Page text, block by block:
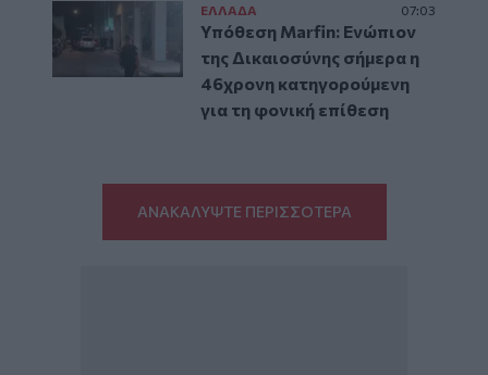
ΕΛΛAΔΑ 07:03
Υπόθεση Marfin: Ενώπιον
της Δικαιοσύνης σήμερα η
46χρονη κατηγορούμενη
για τη φονική επίθεση
ΑΝΑΚΑΛΥΨΤΕ ΠΕΡΙΣΣΟΤΕΡΑ